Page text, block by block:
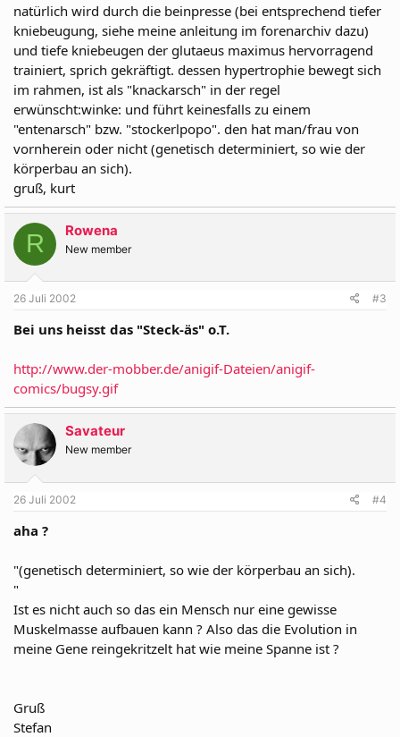
natürlich wird durch die beinpresse (bei entsprechend tiefer
kniebeugung, siehe meine anleitung im forenarchiv dazu)
und tiefe kniebeugen der glutaeus maximus hervorragend
trainiert, sprich gekräftigt. dessen hypertrophie bewegt sich
im rahmen, ist als "knackarsch" in der regel
erwünscht:winke: und führt keinesfalls zu einem
"entenarsch" bzw. "stockerlpopo". den hat man/frau von
vornherein oder nicht (genetisch determiniert, so wie der
körperbau an sich).
gruß, kurt
R Rowena
New member
26 Juli 2002 #3
Bei uns heisst das "Steck-äs" o.T.
http://www.der-mobber.de/anigif-Dateien/anigif-
comics/bugsy.gif
Savateur
New member
26 Juli 2002 #4
aha ?
"(genetisch determiniert, so wie der körperbau an sich).
"
Ist es nicht auch so das ein Mensch nur eine gewisse
Muskelmasse aufbauen kann ? Also das die Evolution in
meine Gene reingekritzelt hat wie meine Spanne ist ?
Gruß
Stefan